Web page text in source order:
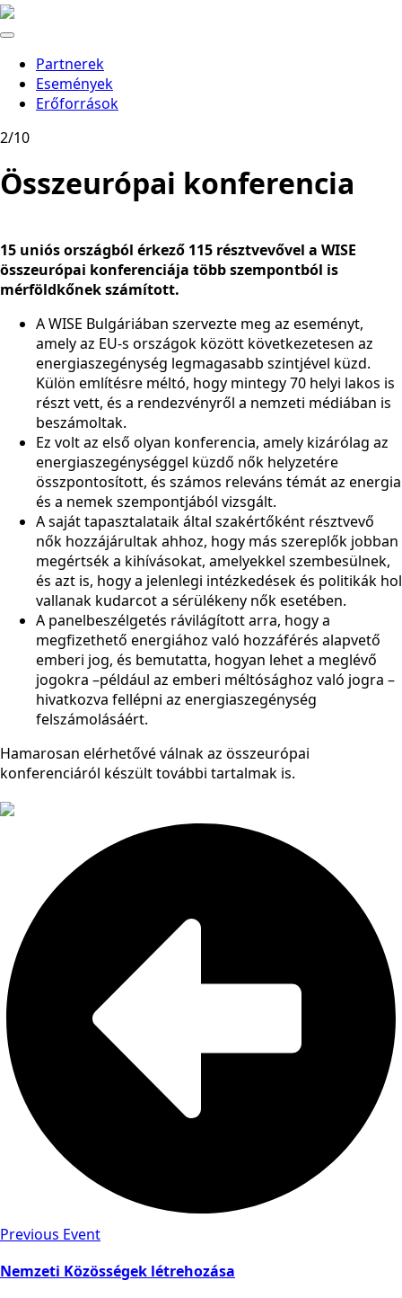
Partnerek
Események
Erőforrások
2/10
Összeurópai konferencia
15 uniós országból érkező 115 résztvevővel a WISE
összeurópai konferenciája több szempontból is
mérföldkőnek számított.
A WISE Bulgáriában szervezte meg az eseményt,
amely az EU-s országok között következetesen az
energiaszegénység legmagasabb szintjével küzd.
Külön említésre méltó, hogy mintegy 70 helyi lakos is
részt vett, és a rendezvényről a nemzeti médiában is
beszámoltak.
Ez volt az első olyan konferencia, amely kizárólag az
energiaszegénységgel küzdő nők helyzetére
összpontosított, és számos releváns témát az energia
és a nemek szempontjából vizsgált.
A saját tapasztalataik által szakértőként résztvevő
nők hozzájárultak ahhoz, hogy más szereplők jobban
megértsék a kihívásokat, amelyekkel szembesülnek,
és azt is, hogy a jelenlegi intézkedések és politikák hol
vallanak kudarcot a sérülékeny nők esetében.
A panelbeszélgetés rávilágított arra, hogy a
megfizethető energiához való hozzáférés alapvető
emberi jog, és bemutatta, hogyan lehet a meglévő
jogokra –például az emberi méltósághoz való jogra –
hivatkozva fellépni az energiaszegénység
felszámolásáért.
Hamarosan elérhetővé válnak az összeurópai
konferenciáról készült további tartalmak is.
Previous Event
Nemzeti Közösségek létrehozása